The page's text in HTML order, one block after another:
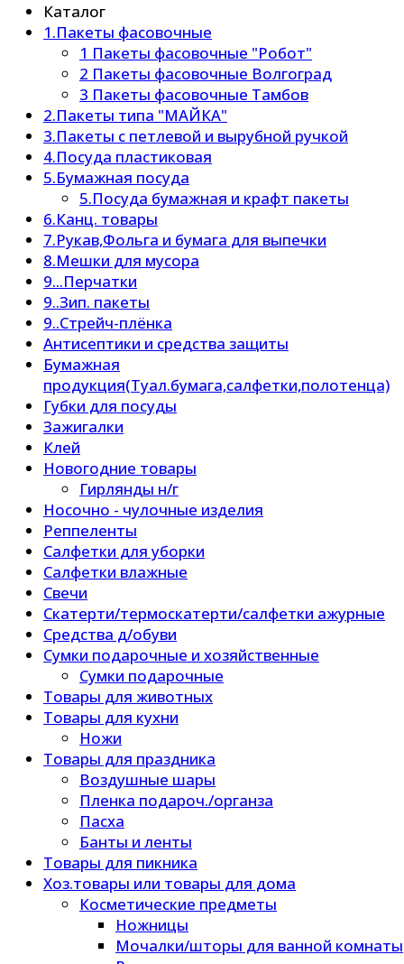
Каталог
1.Пакеты фасовочные
1 Пакеты фасовочные "Робот"
2 Пакеты фасовочные Волгоград
3 Пакеты фасовочные Тамбов
2.Пакеты типа "МАЙКА"
3.Пакеты с петлевой и вырубной ручкой
4.Посуда пластиковая
5.Бумажная посуда
5.Посуда бумажная и крафт пакеты
6.Канц. товары
7.Рукав,Фольга и бумага для выпечки
8.Мешки для мусора
9...Перчатки
9..Зип. пакеты
9..Стрейч-плёнка
Антисептики и средства защиты
Бумажная
продукция(Туал.бумага,салфетки,полотенца)
Губки для посуды
Зажигалки
Клей
Новогодние товары
Гирлянды н/г
Носочно - чулочные изделия
Реппеленты
Салфетки для уборки
Салфетки влажные
Свечи
Скатерти/термоскатерти/салфетки ажурные
Средства д/обуви
Сумки подарочные и хозяйственные
Сумки подарочные
Товары для животных
Товары для кухни
Ножи
Товары для праздника
Воздушные шары
Пленка подароч./органза
Пасха
Банты и ленты
Товары для пикника
Хоз.товары или товары для дома
Косметические предметы
Ножницы
Мочалки/шторы для ванной комнаты